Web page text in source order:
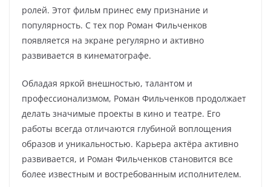
ролей. Этот фильм принес ему признание и
популярность. С тех пор Роман Фильченков
появляется на экране регулярно и активно
развивается в кинематографе.
Обладая яркой внешностью, талантом и
профессионализмом, Роман Фильченков продолжает
делать значимые проекты в кино и театре. Его
работы всегда отличаются глубиной воплощения
образов и уникальностью. Карьера актёра активно
развивается, и Роман Фильченков становится все
более известным и востребованным исполнителем.